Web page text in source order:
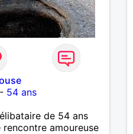
54 ans
de 54 ans
rencontre amoureuse